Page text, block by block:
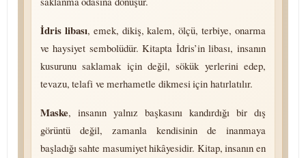
İdris libası, emek, dikiş, kalem, ölçü, terbiye, onarma
ve haysiyet sembolüdür. Kitapta İdris’in libası, insanın
kusurunu saklamak için değil, sökük yerlerini edep,
tevazu, telafi ve merhametle dikmesi için hatırlatılır.
Maske, insanın yalnız başkasını kandırdığı bir dış
görüntü değil, zamanla kendisinin de inanmaya
başladığı sahte masumiyet hikâyesidir. Kitap, insanın en